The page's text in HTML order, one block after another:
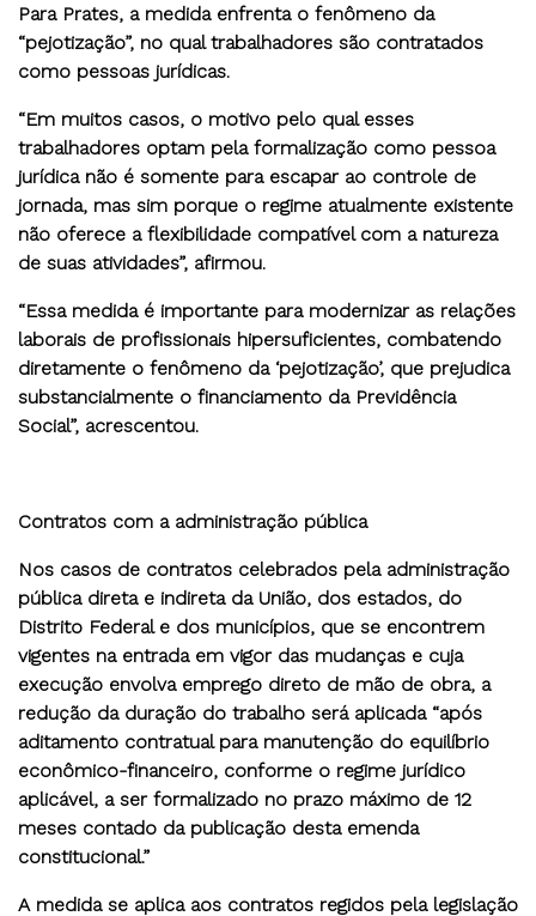
Para Prates, a medida enfrenta o fenômeno da
“pejotização”, no qual trabalhadores são contratados
como pessoas jurídicas.
“Em muitos casos, o motivo pelo qual esses
trabalhadores optam pela formalização como pessoa
jurídica não é somente para escapar ao controle de
jornada, mas sim porque o regime atualmente existente
não oferece a flexibilidade compatível com a natureza
de suas atividades”, afirmou.
“Essa medida é importante para modernizar as relações
laborais de profissionais hipersuficientes, combatendo
diretamente o fenômeno da ‘pejotização’, que prejudica
substancialmente o financiamento da Previdência
Social”, acrescentou.
Contratos com a administração pública
Nos casos de contratos celebrados pela administração
pública direta e indireta da União, dos estados, do
Distrito Federal e dos municípios, que se encontrem
vigentes na entrada em vigor das mudanças e cuja
execução envolva emprego direto de mão de obra, a
redução da duração do trabalho será aplicada “após
aditamento contratual para manutenção do equilíbrio
econômico-financeiro, conforme o regime jurídico
aplicável, a ser formalizado no prazo máximo de 12
meses contado da publicação desta emenda
constitucional.”
A medida se aplica aos contratos regidos pela legislação